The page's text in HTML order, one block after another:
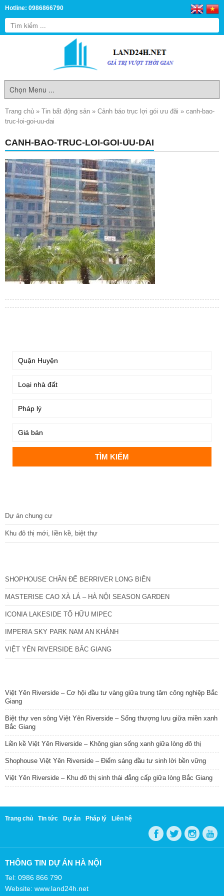
Hotline: 0986866790
Trang chủ » Tin bất động sản » Cảnh báo trục lợi gói ưu đãi » canh-bao-
truc-loi-goi-uu-dai
CANH-BAO-TRUC-LOI-GOI-UU-DAI
Dự án chung cư
Khu đô thị mới, liền kề, biệt thự
SHOPHOUSE CHÂN ĐẾ BERRIVER LONG BIÊN
MASTERISE CAO XÀ LÁ – HÀ NỘI SEASON GARDEN
ICONIA LAKESIDE TỐ HỮU MIPEC
IMPERIA SKY PARK NAM AN KHÁNH
VIỆT YÊN RIVERSIDE BẮC GIANG
Việt Yên Riverside – Cơ hội đầu tư vàng giữa trung tâm công nghiệp Bắc
Giang
Biệt thự ven sông Việt Yên Riverside – Sống thượng lưu giữa miền xanh
Bắc Giang
Liền kề Việt Yên Riverside – Không gian sống xanh giữa lòng đô thị
Shophouse Việt Yên Riverside – Điểm sáng đầu tư sinh lời bền vững
Việt Yên Riverside – Khu đô thị sinh thái đẳng cấp giữa lòng Bắc Giang
Trang chủ Tin tức Dự án Pháp lý Liên hệ
THÔNG TIN DỰ ÁN HÀ NỘI
Tel: 0986 866 790
Website: www.land24h.net